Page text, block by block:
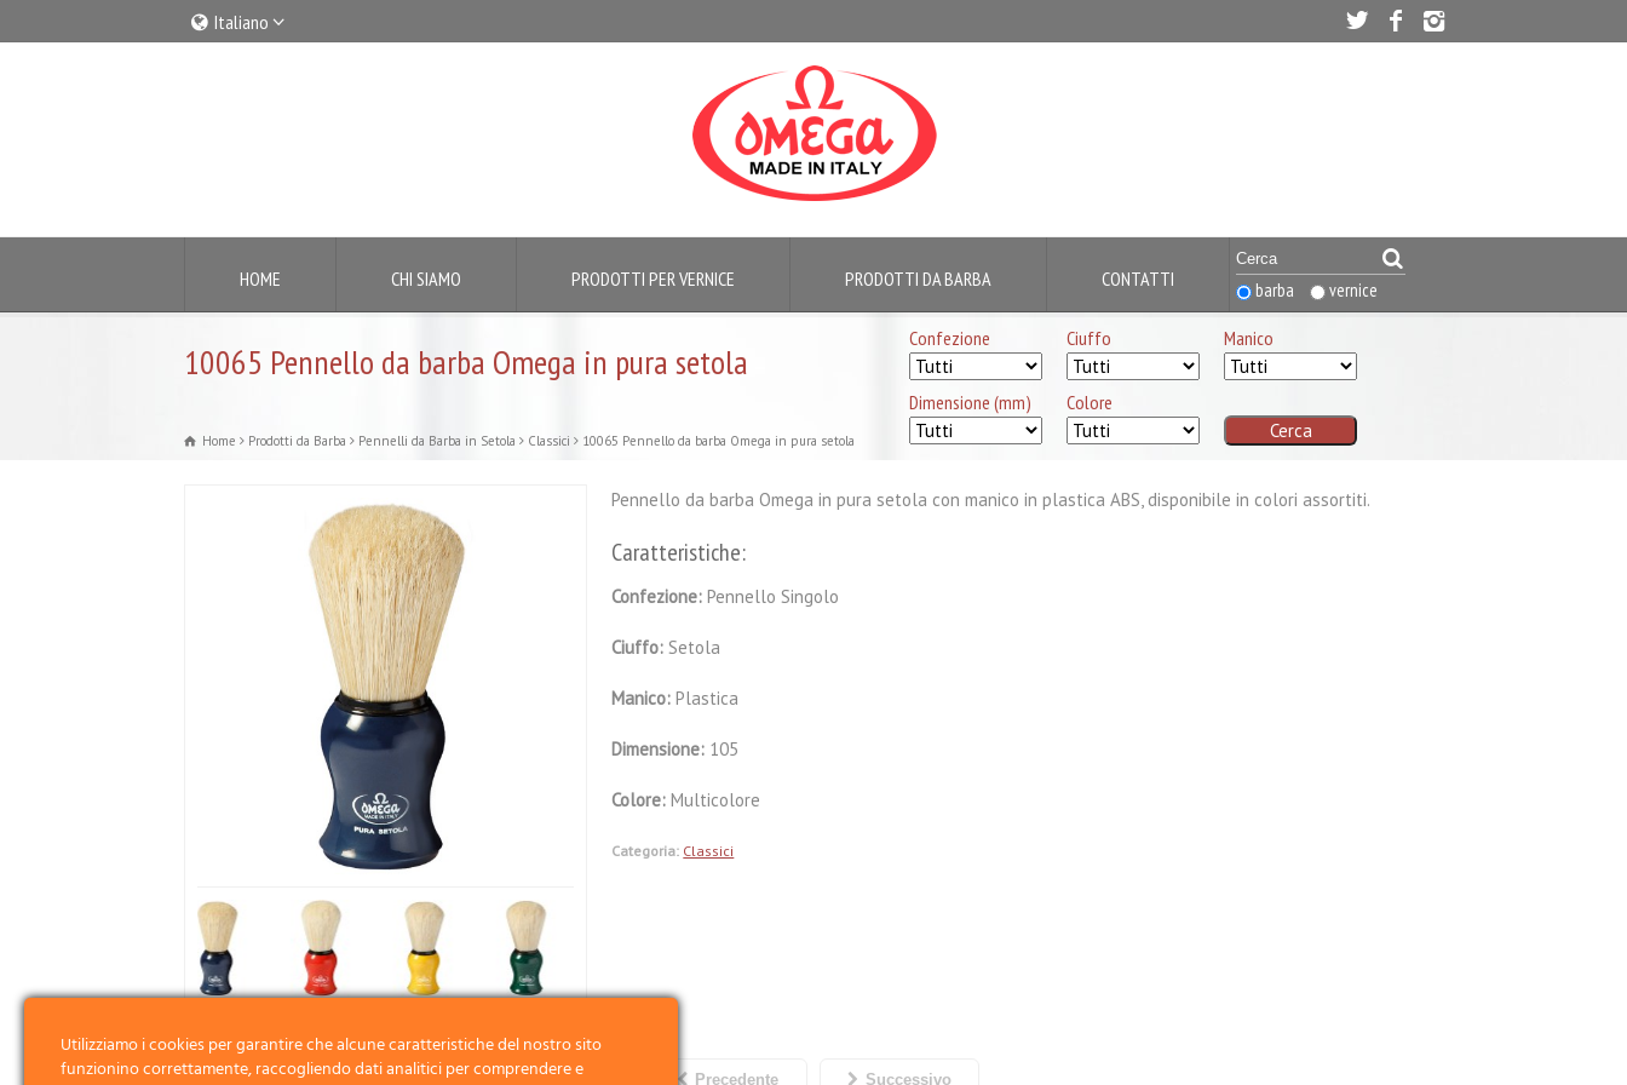
Italiano
HOME CHI SIAMO PRODOTTI PER VERNICE PRODOTTI DA BARBA CONTATTI barba vernice
10065 Pennello da barba Omega in pura setola
Home Prodotti da Barba Pennelli da Barba in Setola Classici 10065 Pennello da barba Omega in pura setola
Confezione Ciuffo Manico
Dimensione (mm) Colore
Pennello da barba Omega in pura setola con manico in plastica ABS, disponibile in colori assortiti.
Caratteristiche:
Confezione:Pennello Singolo
Ciuffo:Setola
Manico:Plastica
Dimensione: 105
Colore:Multicolore
Categoria: Classici
Precedente Successivo
Utilizziamo i cookies per garantire che alcune caratteristiche del nostro sito
funzionino correttamente, raccogliendo dati analitici per comprendere e